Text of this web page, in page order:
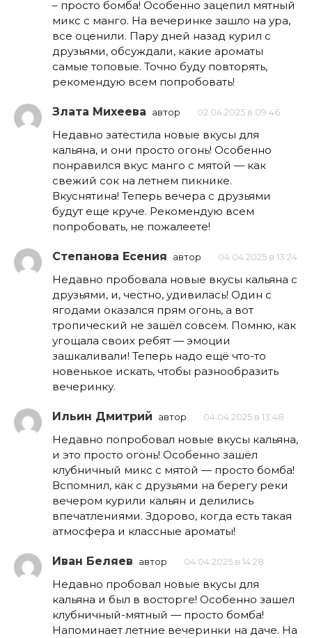
– просто бомба! Особенно зацепил мятный
микс с манго. На вечеринке зашло на ура,
все оценили. Пару дней назад курил с
друзьями, обсуждали, какие ароматы
самые топовые. Точно буду повторять,
рекомендую всем попробовать!
Злата Михеева автор 02.04.2025 в 09:46
Недавно затестила новые вкусы для
кальяна, и они просто огонь! Особенно
понравился вкус манго с мятой — как
свежий сок на летнем пикнике.
Вкуснятина! Теперь вечера с друзьями
будут еще круче. Рекомендую всем
попробовать, не пожалеете!
Степанова Есения автор 04.04.2025 в 13:24
Недавно пробовала новые вкусы кальяна с
друзьями, и, честно, удивилась! Один с
ягодами оказался прям огонь, а вот
тропический не зашёл совсем. Помню, как
угощала своих ребят — эмоции
зашкаливали! Теперь надо ещё что-то
новенькое искать, чтобы разнообразить
вечеринку.
Ильин Дмитрий автор 04.04.2025 в 13:48
Недавно попробовал новые вкусы кальяна,
и это просто огонь! Особенно зашёл
клубничный микс с мятой — просто бомба!
Вспомнил, как с друзьями на берегу реки
вечером курили кальян и делились
впечатлениями. Здорово, когда есть такая
атмосфера и классные ароматы!
Иван Беляев автор 04.04.2025 в 14:28
Недавно пробовал новые вкусы для
кальяна и был в восторге! Особенно зашел
клубничный-мятный — просто бомба!
Напоминает летние вечеринки на даче. На